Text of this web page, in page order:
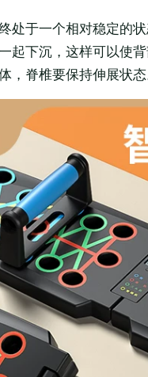
处于一个相对稳定的
起下沉，这样可以使
，脊椎要保持伸展状态